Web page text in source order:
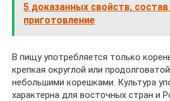
5 доказанных свойств, состав
приготовление
В пищу употребляется только
крепкая округлой или
небольшими корешками. Культура
характерна для восточных стран и